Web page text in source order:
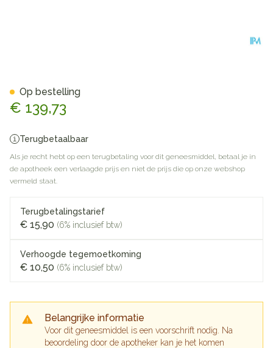
€ 139,73
Terugbetaalbaar
Als je recht hebt op een terugbetaling voor dit geneesmiddel, betaal je in
de apotheek een verlaagde prijs en niet de prijs die op onze webshop
vermeld staat.
Terugbetalingstarief
€ 15,90 (6% inclusief btw)
Verhoogde tegemoetkoming
€ 10,50 (6% inclusief btw)
Belangrijke informatie
Voor dit geneesmiddel is een voorschrift nodig. Na
beoordeling door de apotheker kan je het komen
Op bestelling